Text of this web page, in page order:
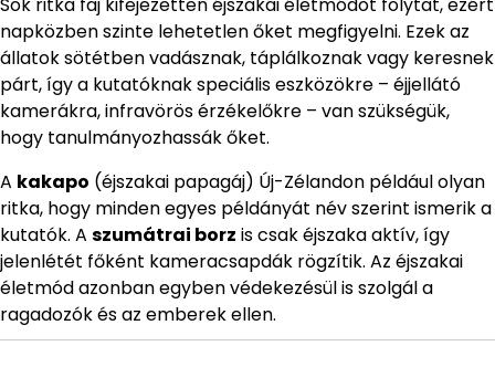
napközben szinte lehetetlen őket megfigyelni. Ezek az
állatok sötétben vadásznak, táplálkoznak vagy keresnek
párt, így a kutatóknak speciális eszközökre – éjjellátó
kamerákra, infravörös érzékelőkre – van szükségük,
hogy tanulmányozhassák őket.
A kakapo (éjszakai papagáj) Új-Zélandon például olyan
ritka, hogy minden egyes példányát név szerint ismerik a
kutatók. A szumátrai borz is csak éjszaka aktív, így
jelenlétét főként kameracsapdák rögzítik. Az éjszakai
életmód azonban egyben védekezésül is szolgál a
ragadozók és az emberek ellen.